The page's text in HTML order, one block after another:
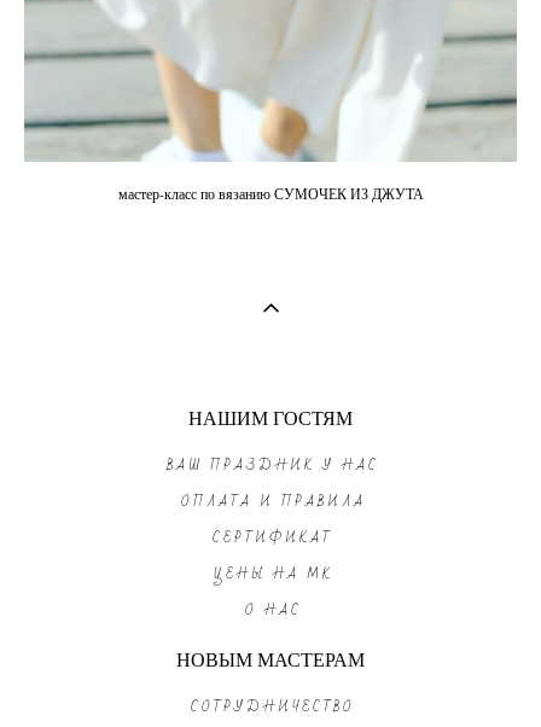
мастер-класс по вязанию СУМОЧЕК ИЗ ДЖУТА
НАШИМ ГОСТЯМ
ВАШ ПРАЗДНИК У НАС
ОПЛАТА И ПРАВИЛА
СЕРТИФИКАТ
ЦЕНЫ НА МК
О НАС
НОВЫМ МАСТЕРАМ
СОТРУДНИЧЕСТВО